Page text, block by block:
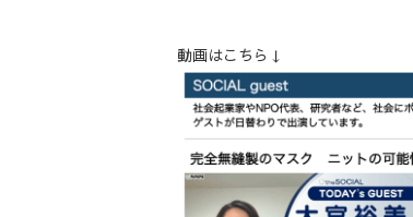
動画はこちら↓